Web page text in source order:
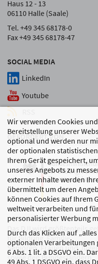
Wir verwenden Cookies
Bereitstellung unserer
optional und werden nur
der optionalen
Ihrem Gerät gespeichert,
unseres Angebots zu
externer Inhalte werden
übermittelt um deren
können Cookies auf Ihrem
weltweit verarbeiten und
personalisierter Werbung
Durch das Klicken auf
optionalen Verarbeitungen
6 Abs. 1 lit. a DSGVO ein.
49 Abs. 1 DSGVO ein,
SOCIAL MEDIA
LinkedIn
Youtube
Haus 12 - 13
06110 Halle (Saale)
Tel. +49 345 68178-0
Fax +49 345 68178-47
GEFÖRDERT VON
Das DJI wird größtenteils
für Bildung, Familie,
Senioren, Frauen und
sowie den Bundesländern.